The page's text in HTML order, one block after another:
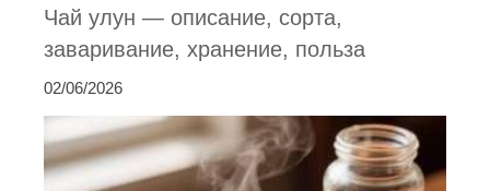
Чай улун — описание, сорта,
заваривание, хранение, польза
02/06/2026